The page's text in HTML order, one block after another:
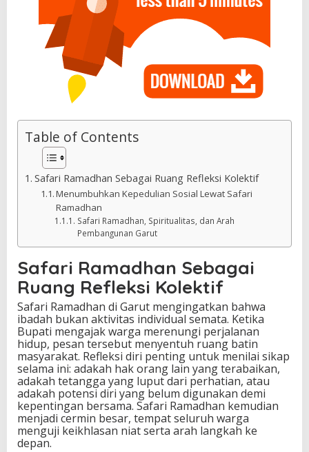
Table of Contents
Safari Ramadhan Sebagai Ruang Refleksi Kolektif
Menumbuhkan Kepedulian Sosial Lewat Safari
Ramadhan
Safari Ramadhan, Spiritualitas, dan Arah
Pembangunan Garut
Safari Ramadhan Sebagai
Ruang Refleksi Kolektif
Safari Ramadhan di Garut mengingatkan bahwa
ibadah bukan aktivitas individual semata. Ketika
Bupati mengajak warga merenungi perjalanan
hidup, pesan tersebut menyentuh ruang batin
masyarakat. Refleksi diri penting untuk menilai sikap
selama ini: adakah hak orang lain yang terabaikan,
adakah tetangga yang luput dari perhatian, atau
adakah potensi diri yang belum digunakan demi
kepentingan bersama. Safari Ramadhan kemudian
menjadi cermin besar, tempat seluruh warga
menguji keikhlasan niat serta arah langkah ke
depan.